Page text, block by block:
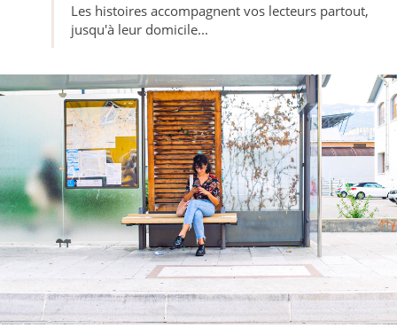
Les histoires accompagnent vos lecteurs partout,
jusqu'à leur domicile...